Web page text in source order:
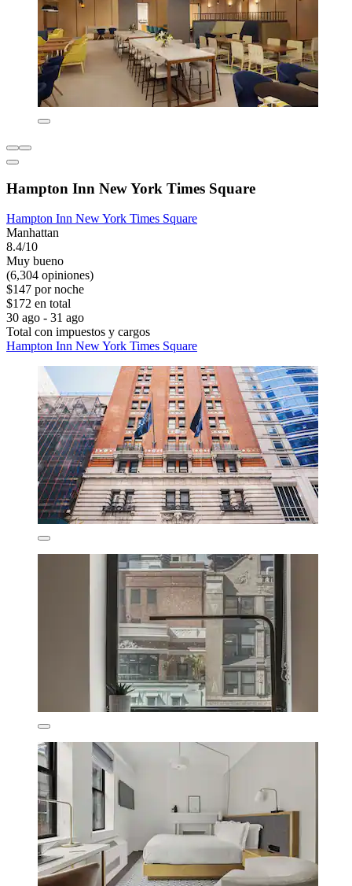
Hampton Inn New York Times Square
Hampton Inn New York Times Square
Manhattan
8.4/10
Muy bueno
(6,304 opiniones)
$147 por noche
$172 en total
30 ago - 31 ago
Total con impuestos y cargos
Hampton Inn New York Times Square